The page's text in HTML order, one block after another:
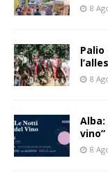
8
8
vino”
8